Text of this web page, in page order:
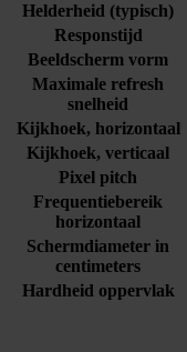
Helderheid (typisch)
Responstijd
Beeldscherm vorm
Maximale refresh
snelheid
Kijkhoek, horizontaal
Kijkhoek, verticaal
Pixel pitch
Frequentiebereik
horizontaal
Schermdiameter in
centimeters
Hardheid oppervlak